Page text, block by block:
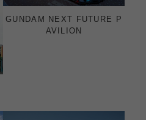
GUNDAM NEXT FUTURE P
AVILION